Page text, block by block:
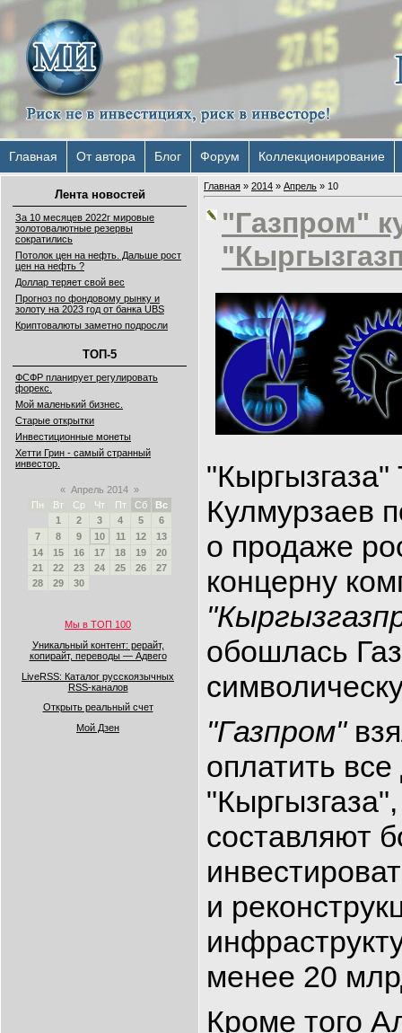
Главная От автора Блог Форум Коллекционирование
Лента новостей
За 10 месяцев 2022г мировые
золотовалютные резервы
сократились
Потолок цен на нефть. Дальше рост
цен на нефть ?
Доллар теряет свой вес
Прогноз по фондовому рынку и
золоту на 2023 год от банка UBS
Криптовалюты заметно подросли
ТОП-5
ФСФР планирует регулировать
форекс.
Мой маленький бизнес.
Старые открытки
Инвестиционные монеты
Хетти Грин - самый странный
инвестор.
« Апрель 2014 »
Пн
Вт Ср Чт Пт Сб
Вс
1
2 3 4 5
6
7
8 9 10 11 12
13
14
15 16 17 18 19
20
21
22 23 24 25 26
27
28
29 30
Мы в ТОП 100
Уникальный контент: рерайт,
копирайт, переводы — Адвего
LiveRSS: Каталог русскоязычных
RSS-каналов
Открыть реальный счет
Мой Дзен
Главная » 2014 » Апрель » 10
"Газпром"
"Кыргызгаза"
Кулмурзаев
о продаже
концерну
обошлась
"Газпром"
оплатить все
составляют
и
менее 20
Кроме того